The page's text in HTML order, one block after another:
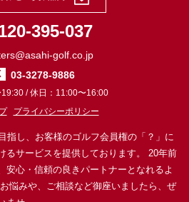
指し、お客様のゴルフ会員権の「？」に
サービスを提供しております。
20年前
安心・信頼の良きパートナーとなれるよ
お悩みや、ご相談など御座いましたら、ぜ
395-037
golf.co.jp
03-3278-9886
/ 休日：11:00〜16:00
プライバシーポリシー